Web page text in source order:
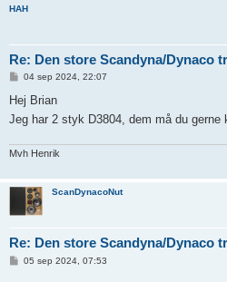
HAH
Re: Den store Scandyna/Dynaco
d
æ
04 sep 2024, 22:07
Hej Brian
Jeg har 2 styk D3804, dem må du gerne
Mvh Henrik
ScanDynacoNut
Re: Den store Scandyna/Dynaco
05 sep 2024, 07:53